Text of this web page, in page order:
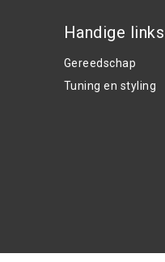
Handige links
Gereedschap
Tuning en styling